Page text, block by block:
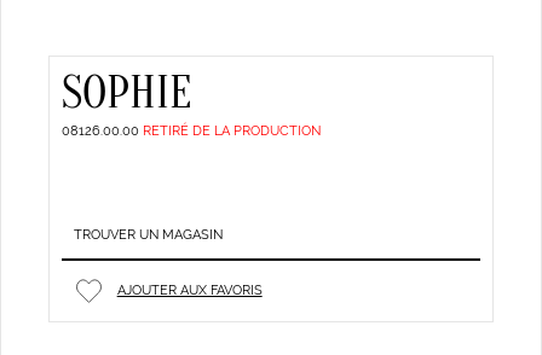
SOPHIE
08126.00.00 RETIRÉ DE LA PRODUCTION
TROUVER UN MAGASIN
AJOUTER AUX FAVORIS